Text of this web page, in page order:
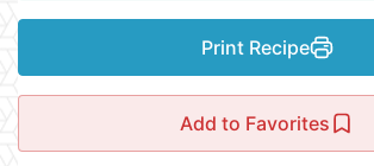
Print Recipe
Add to Favorites